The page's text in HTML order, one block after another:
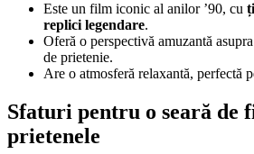
Este un film iconic al anilor ’90, cu
replici legendare.
Oferă o perspectivă amuzantă
de prietenie.
Are o atmosferă relaxantă, perfectă
Sfaturi pentru o seară de
prietenele